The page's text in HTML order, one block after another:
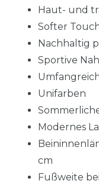
Haut- und
Softer
Nachhaltig
Sportive
Unifarben
Modernes
cm
Fußweite